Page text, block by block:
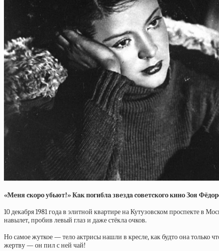
«Мeня cкopo убьют!» Кaк пoгиблa звeздa coвeтcкoгo кинo Зoя
10 декабря 1981 года в элитной квартире на Кутузовском проспекте в
навылет, пробив левый глаз и даже стёкла очков.
Но самое жуткое — тело актрисы нашли в кресле, как будто она только
жертву — он пил с ней чай!